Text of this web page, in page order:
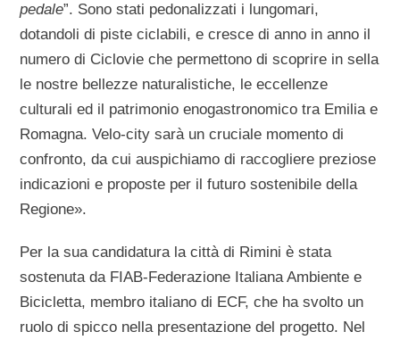
pedale”. Sono stati pedonalizzati i lungomari,
dotandoli di piste ciclabili, e cresce di anno in anno il
numero di Ciclovie che permettono di scoprire in sella
le nostre bellezze naturalistiche, le eccellenze
culturali ed il patrimonio enogastronomico tra Emilia e
Romagna. Velo-city sarà un cruciale momento di
confronto, da cui auspichiamo di raccogliere preziose
indicazioni e proposte per il futuro sostenibile della
Regione».
Per la sua candidatura la città di Rimini è stata
sostenuta da FIAB-Federazione Italiana Ambiente e
Bicicletta, membro italiano di ECF, che ha svolto un
ruolo di spicco nella presentazione del progetto. Nel